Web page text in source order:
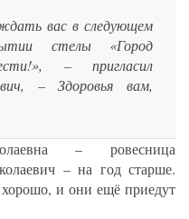
вас в следующем
стелы «Город
– пригласил
– Здоровья вам,
– ровесница
– на год старше.
и они ещё приедут